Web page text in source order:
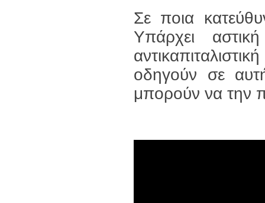
Σε ποια
Υπάρχει
οδηγούν σε
μπορούν να την